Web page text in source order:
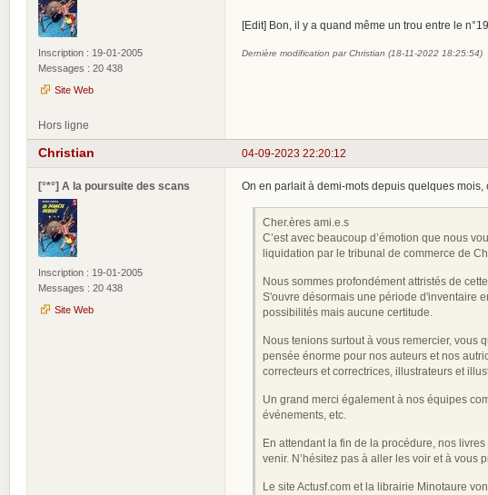
Inscription : 19-01-2005
Messages : 20 438
Site Web
[Edit] Bon, il y a quand même un trou entre le
Dernière modification par Christian (18-11-2022 18:25:54)
Hors ligne
04-09-2023 22:20:12
Christian
[°*°] A la poursuite des scans
Inscription : 19-01-2005
Messages : 20 438
Site Web
On en parlait à demi-mots depuis quelques
Cher.ères ami.e.s
C’est avec beaucoup d’émotion que nous
liquidation par le tribunal de commerce de
Nous sommes profondément attristés de
S'ouvre désormais une période d'inventaire
possibilités mais aucune certitude.
Nous tenions surtout à vous remercier, vous
pensée énorme pour nos auteurs et nos
correcteurs et correctrices, illustrateurs et
Un grand merci également à nos équipes
événements, etc.
En attendant la fin de la procédure, nos
venir. N’hésitez pas à aller les voir et à vous
Le site Actusf.com et la librairie Minotaure